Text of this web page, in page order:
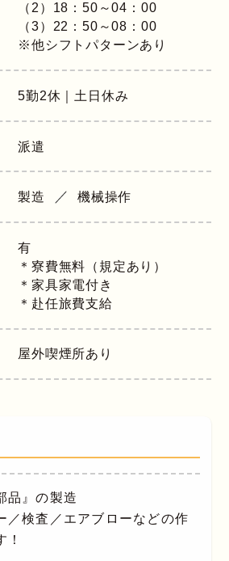
（2）18：50～04：00
（3）22：50～08：00
※他シフトパターンあり
5勤2休｜土日休み
派遣
製造 機械操作
有
＊寮費無料（規定あり）
＊家具家電付き
＊赴任旅費支給
屋外喫煙所あり
品』の製造
／検査／エアブローなどの作